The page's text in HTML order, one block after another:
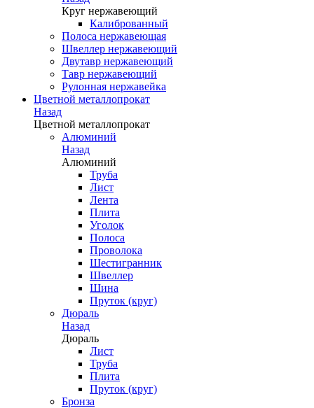
Круг нержавеющий
Калиброванный
Полоса нержавеющая
Швеллер нержавеющий
Двутавр нержавеющий
Тавр нержавеющий
Рулонная нержавейка
Цветной металлопрокат
Назад
Цветной металлопрокат
Алюминий
Назад
Алюминий
Труба
Лист
Лента
Плита
Уголок
Полоса
Проволока
Шестигранник
Швеллер
Шина
Пруток (круг)
Дюраль
Назад
Дюраль
Лист
Труба
Плита
Пруток (круг)
Бронза